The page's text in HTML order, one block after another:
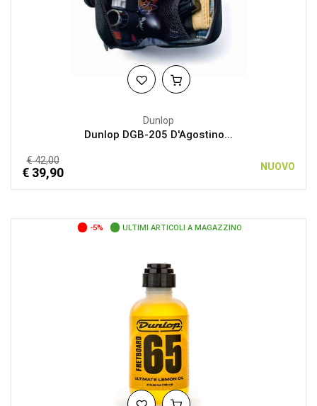
Dunlop
Dunlop DGB-205 D'Agostino...
€ 42,00
€ 39,90 NUOVO
-5% ULTIMI ARTICOLI A MAGAZZINO